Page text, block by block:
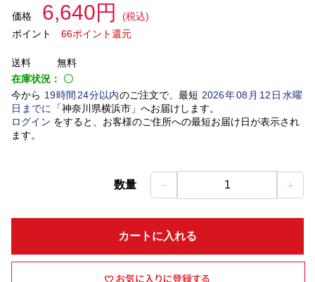
価格 6,640円
(税込)
ポイント
66ポイント還元
送料
無料
在庫状況： 〇
今から 19時間 24分以内のご注文で、最短 2026年08 月 12 日水曜
日 までに 「神奈川県横浜市」 へお届けします。
ログイン をすると、お客様のご住所への最短お届け日が表示され
ます。
数量 － 1 ＋
カートに入れる